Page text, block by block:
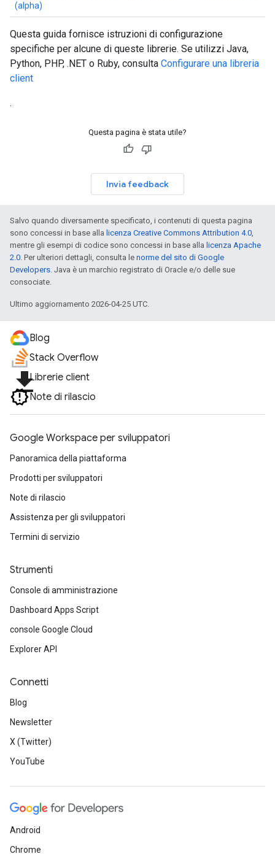
(alpha)
Questa guida fornisce istruzioni di configurazione
specifiche per alcune di queste librerie. Se utilizzi Java,
Python, PHP, .NET o Ruby, consulta Configurare una libreria
client
.
Questa pagina è stata utile?
Invia feedback
Salvo quando diversamente specificato, i contenuti di questa pagina
sono concessi in base alla licenza Creative Commons Attribution 4.0,
mentre gli esempi di codice sono concessi in base alla licenza Apache
2.0. Per ulteriori dettagli, consulta le norme del sito di Google
Developers. Java è un marchio registrato di Oracle e/o delle sue
consociate.
Ultimo aggiornamento 2026-04-25 UTC.
Blog
Stack Overflow
file_downloadLibrerie client
Note di rilascio
Google Workspace per sviluppatori
Panoramica della piattaforma
Prodotti per sviluppatori
Note di rilascio
Assistenza per gli sviluppatori
Termini di servizio
Strumenti
Console di amministrazione
Dashboard Apps Script
console Google Cloud
Explorer API
Connetti
Blog
Newsletter
X (Twitter)
YouTube
Android
Chrome